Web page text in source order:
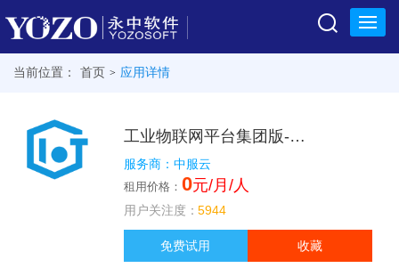
在线服务市场
当前位置： 首页 > 应用详情
工业物联网平台集团版-集团管控系统
服务商：中服云
租用价格： 0元/月/人
用户关注度：5944
免费试用 收藏